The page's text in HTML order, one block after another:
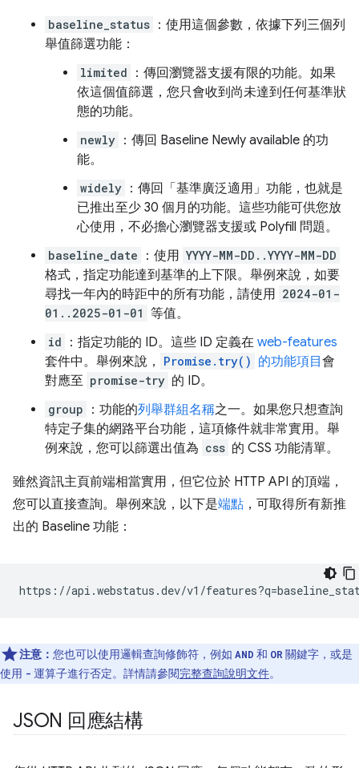
baseline_status ：使用這個參數，依據下列三個列
舉值篩選功能：
limited
：傳回瀏覽器支援有限的功能。如果
依這個值篩選，您只會收到尚未達到任何基準狀
態的功能。
newly ：傳回 Baseline Newly available 的功
能。
widely ：傳回「基準廣泛適用」功能，也就是
已推出至少 30 個月的功能。這些功能可供您放
心使用，不必擔心瀏覽器支援或 Polyfill 問題。
baseline_date ：使用 YYYY-MM-DD..YYYY-MM-DD
格式，指定功能達到基準的上下限。舉例來說，如要
尋找一年內的時距中的所有功能，請使用 2024-01-
01..2025-01-01 等值。
id ：指定功能的 ID。這些 ID 定義在 web-features
套件中。舉例來說，
Promise.try() 的功能項目會
對應至 promise-try 的 ID。
group ：功能的列舉群組名稱之一。如果您只想查詢
特定子集的網路平台功能，這項條件就非常實用。舉
例來說，您可以篩選出值為 css 的 CSS 功能清單。
雖然資訊主頁前端相當實用，但它位於 HTTP API 的頂端，
您可以直接查詢。舉例來說，以下是端點 ，可取得所有新推
出的 Baseline 功能：
注意： 您也可以使用邏輯查詢修飾符，例如 AND 和 OR 關鍵字，或是
使用 - 運算子進行否定。詳情請參閱完整查詢說明文件。
JSON 回應結構